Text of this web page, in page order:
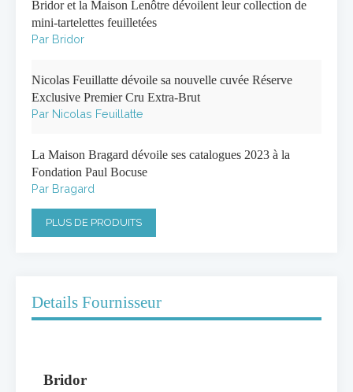
Bridor et la Maison Lenôtre dévoilent leur collection de
mini-tartelettes feuilletées
Par Bridor
Nicolas Feuillatte dévoile sa nouvelle cuvée Réserve
Exclusive Premier Cru Extra-Brut
Par Nicolas Feuillatte
La Maison Bragard dévoile ses catalogues 2023 à la
Fondation Paul Bocuse
Par Bragard
PLUS DE PRODUITS
Details Fournisseur
Bridor